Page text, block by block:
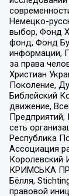
Немецко-
выбор, Фонд
фонд, Фонд
информации,
за права
Христиан
Поколение,
Библейский
движение,
Предприятий,
сеть
Республика
Ассоциация
Королевский
КРИМСЬКА
Бёлля,
правовой